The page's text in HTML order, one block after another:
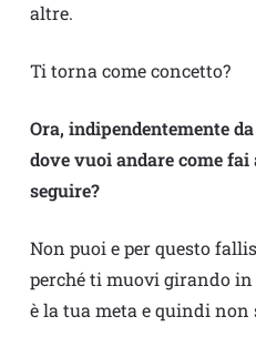
altre.
Ti torna come concetto?
Ora, indipendentemente
dove vuoi andare come
seguire?
Non puoi e per questo
perché ti muovi girando in
è la tua meta e quindi non